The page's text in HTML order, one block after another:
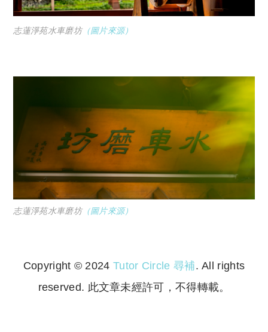
志蓮淨苑水車磨坊（圖片來源）
志蓮淨苑水車磨坊（圖片來源）
Copyright © 2024 Tutor Circle 尋補. All rights
reserved. 此文章未經許可，不得轉載。